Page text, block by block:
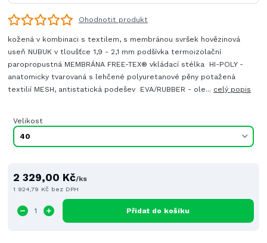
Ohodnotit produkt
kožená v kombinaci s textilem, s membránou svršek hovězinová
useň NUBUK v tloušťce 1,9 - 2,1 mm podšívka termoizolační
paropropustná MEMBRÁNA FREE-TEX® vkládací stélka HI-POLY -
anatomicky tvarovaná s lehčené polyuretanové pěny potažená
textilií MESH, antistatická podešev EVA/RUBBER - ole... celý popis
Velikost
2 329,00 Kč/ks
1 924,79 Kč bez DPH
Přidat do košíku